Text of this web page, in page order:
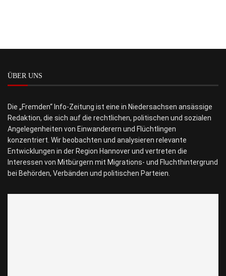
ÜBER UNS
Die „Fremden“ Info-Zeitung ist eine in Niedersachsen ansässige
Redaktion, die sich auf die rechtlichen, politischen und sozialen
Angelegenheiten von Einwanderern und Flüchtlingen
konzentriert. Wir beobachten und analysieren relevante
Entwicklungen in der Region Hannover und vertreten die
Interessen von Mitbürgern mit Migrations- und Fluchthintergrund
bei Behörden, Verbänden und politischen Parteien.